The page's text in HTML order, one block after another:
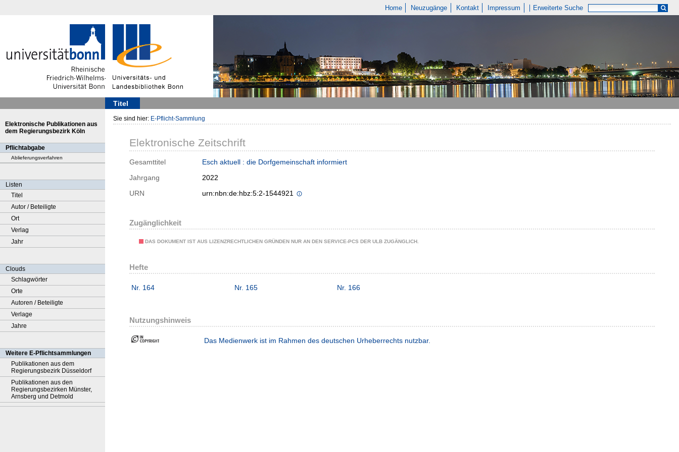
Home Neuzugänge Kontakt Impressum Erweiterte Suche
Titel
Elektronische Publikationen aus
dem Regierungsbezirk Köln
Pflichtabgabe
Ablieferungsverfahren
Listen
Titel
Autor / Beteiligte
Ort
Verlag
Jahr
Clouds
Schlagwörter
Orte
Autoren / Beteiligte
Verlage
Jahre
Weitere E-Pflichtsammlungen
Publikationen aus dem
Regierungsbezirk Düsseldorf
Publikationen aus den
Regierungsbezirken Münster,
Arnsberg und Detmold
Sie sind hier: E-Pflicht-Sammlung
Elektronische Zeitschrift
Gesamttitel
Esch aktuell : die Dorfgemeinschaft informiert
Jahrgang
2022
URN
urn:nbn:de:hbz:5:2-1544921
Zugänglichkeit
DAS DOKUMENT IST AUS LIZENZRECHTLICHEN GRÜNDEN NUR AN DEN SERVICE-PCS DER ULB ZUGÄNGLICH.
Hefte
Nr. 164 Nr. 165 Nr. 166
Nutzungshinweis
Das Medienwerk ist im Rahmen des deutschen Urheberrechts nutzbar.